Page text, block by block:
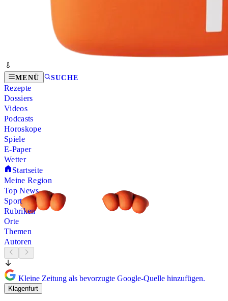
MENÜ SUCHE
Rezepte
Dossiers
Videos
Podcasts
Horoskope
Spiele
E-Paper
Wetter
Startseite
Meine Region
Top News
Sport
Rubriken
Orte
Themen
Autoren
Kleine Zeitung als bevorzugte Google-Quelle hinzufügen.
Klagenfurt